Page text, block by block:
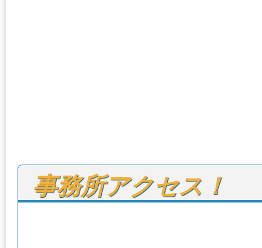
事務所アクセス！